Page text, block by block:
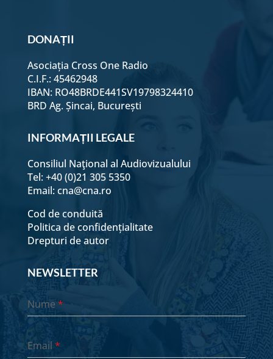
DONAȚII
Asociația Cross One Radio
C.I.F.: 45462948
IBAN: RO48BRDE441SV19798324410
BRD Ag. Șincai, București
INFORMAȚII LEGALE
Consiliul Naţional al Audiovizualului
Tel: +40 (0)21 305 5350
Email: cna@cna.ro
Cod de conduită
Politica de confidențialitate
Drepturi de autor
NEWSLETTER
Nume*
Email *